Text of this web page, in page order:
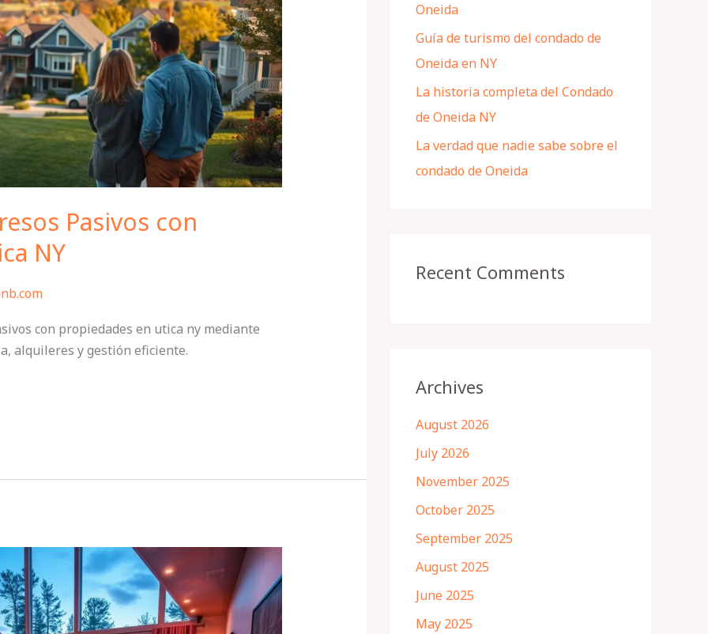
Pasivos con
NY
con propiedades en utica ny mediante
alquileres y gestión eficiente.
:Oneida
Guía de turismo del condado de
Oneida en NY
La historia completa del Condado
de Oneida NY
La verdad que nadie sabe sobre el
condado de Oneida
Recent Comments
Archives
August 2026
July 2026
November 2025
October 2025
September 2025
August 2025
June 2025
May 2025